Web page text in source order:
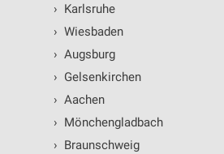
› Karlsruhe
› Wiesbaden
› Augsburg
› Gelsenkirchen
› Aachen
› Mönchengladbach
› Braunschweig